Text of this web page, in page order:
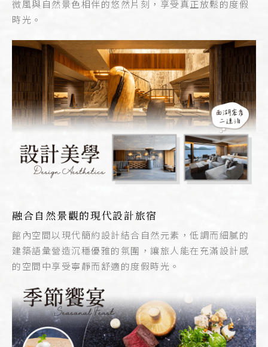
微風與自然景色相伴的悠然片刻，享受真正放鬆的度假
時光。
融合自然景觀的現代設計旅宿
館內空間以現代簡約設計結合自然元素，低調而細膩的
建築語彙營造沉穩優雅的氛圍，讓旅人能在充滿設計感
的空間中享受寧靜而舒適的度假時光。